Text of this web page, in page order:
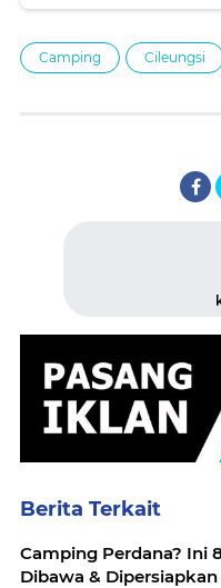
Camping Cileungsi
Berita Terkait
Camping Perdana? Ini
Dibawa & Dipersiapkan